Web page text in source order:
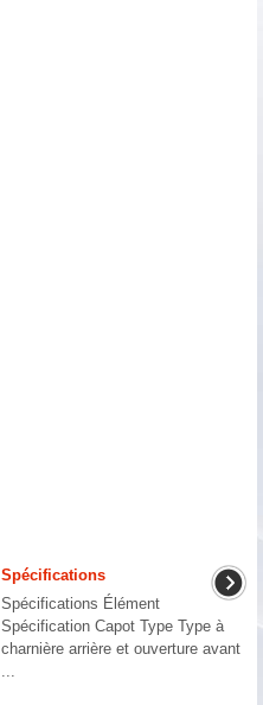
Spécifications
Spécifications Élément
Spécification Capot Type Type à
charnière arrière et ouverture avant
...